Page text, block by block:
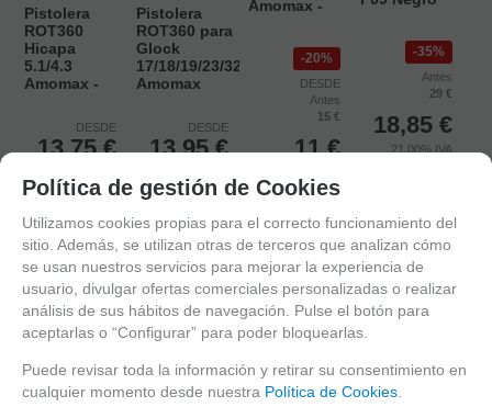
Pistolera
ROT360
Hicapa
5.1/4.3
Amomax -
DESDE
13,75 €
incluido
SELECCIONAR
Pistolera
ROT360 para
Glock
17/18/19/23/32
Amomax
DESDE
13,95 €
incluido
SELECCIONAR
Amomax -
20%
DESDE
Antes
15 €
11 €
incluido
35%
Antes
29 €
18,85 €
21.00% IVA
AÑADIR
A CESTA
Política de gestión de Cookies
Utilizamos cookies propias para el correcto funcionamiento del
sitio. Además, se utilizan otras de terceros que analizan cómo
se usan nuestros servicios para mejorar la experiencia de
usuario, divulgar ofertas comerciales personalizadas o realizar
análisis de sus hábitos de navegación. Pulse el botón para
aceptarlas o “Configurar” para poder bloquearlas.
Puede revisar toda la información y retirar su consentimiento en
cualquier momento desde nuestra Política de Cookies